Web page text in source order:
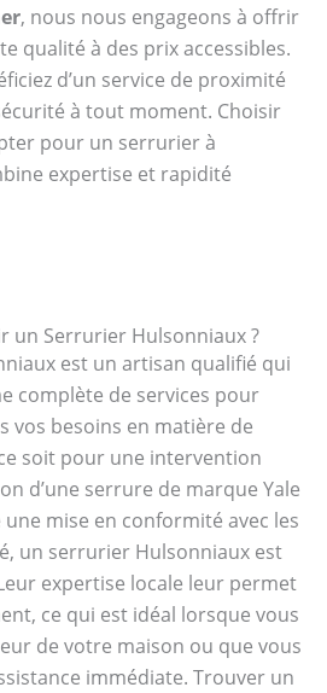
, nous nous engageons à offrir
qualité à des prix accessibles.
d’un service de proximité
à tout moment. Choisir
pour un serrurier à
expertise et rapidité
un Serrurier Hulsonniaux ?
est un artisan qualifié qui
complète de services pour
vos besoins en matière de
soit pour une intervention
d’une serrure de marque Yale
mise en conformité avec les
un serrurier Hulsonniaux est
expertise locale leur permet
ce qui est idéal lorsque vous
de votre maison ou que vous
immédiate. Trouver un